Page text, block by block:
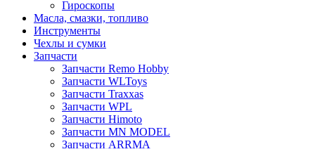
Гироскопы
Масла, смазки, топливо
Инструменты
Чехлы и сумки
Запчасти
Запчасти Remo Hobby
Запчасти WLToys
Запчасти Traxxas
Запчасти WPL
Запчасти Himoto
Запчасти MN MODEL
Запчасти ARRMA